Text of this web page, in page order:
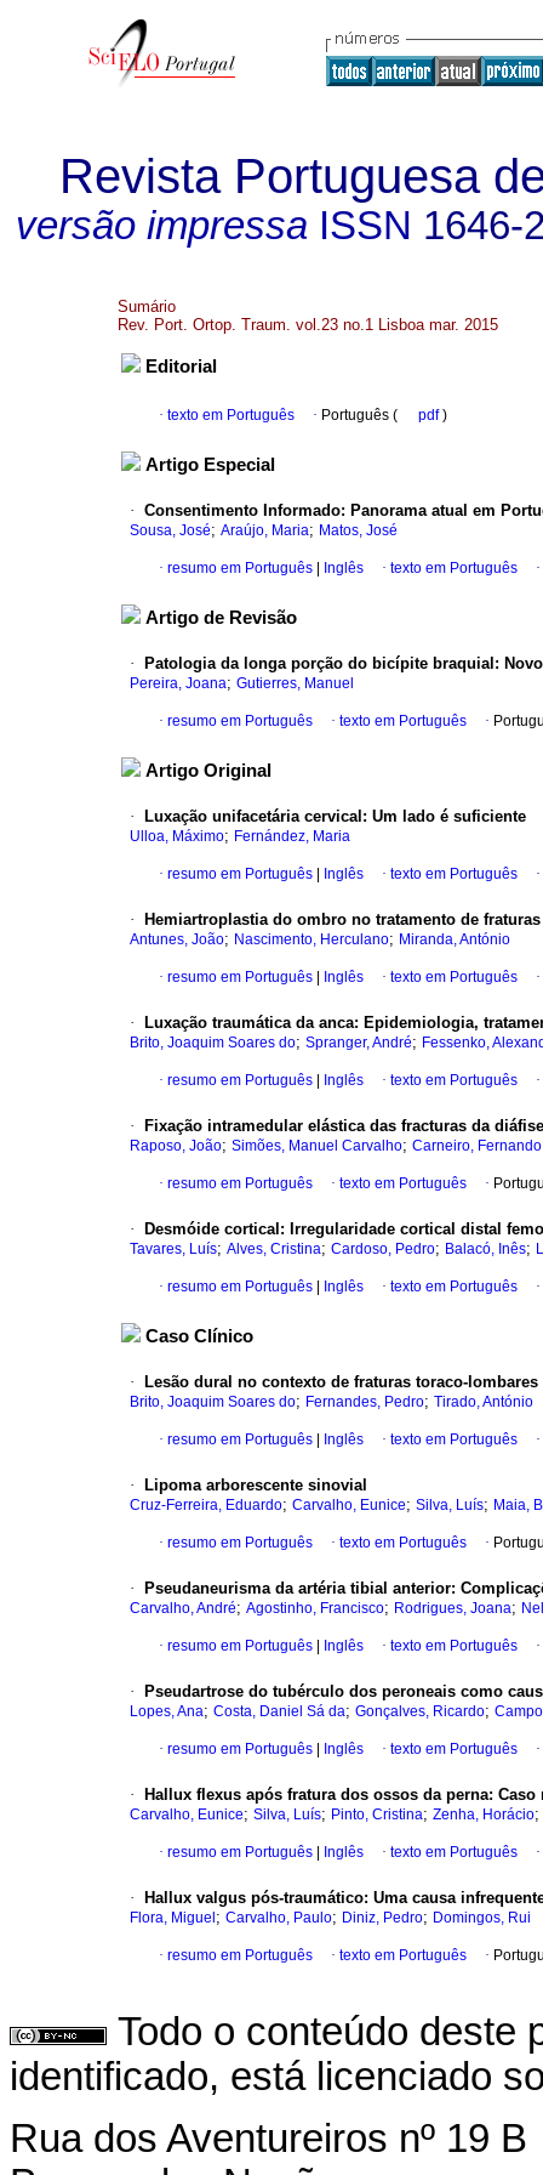
Revista Portuguesa
versão impressa ISSN 1646-
Sumário
Rev. Port. Ortop. Traum. vol.23 no.1 Lisboa mar. 2015
Editorial
· texto em Português · Português ( pdf)
Artigo Especial
· Consentimento Informado: Panorama atual em
Sousa, José; Araújo, Maria; Matos, José
· resumo em Português Inglês · texto em Português ·
Artigo de Revisão
· Patologia da longa porção do bicípite braquial :
Pereira, Joana; Gutierres, Manuel
· resumo em Português · texto em Português ·
Artigo Original
· Luxação unifacetária cervical : Um lado é suficiente
Ulloa, Máximo; Fernández, Maria
· resumo em Português Inglês · texto em Português ·
· Hemiartroplastia do ombro no tratamento de
Antunes, João; Nascimento, Herculano; Miranda, António
· resumo em Português Inglês · texto em Português ·
· Luxação traumática da anca: Epidemiologia,
Brito, Joaquim Soares do; Spranger, André; Fessenko,
· resumo em Português Inglês · texto em Português ·
· Fixação intramedular elástica das fracturas da
Raposo, João; Simões, Manuel Carvalho; Carneiro, Fernando
· resumo em Português · texto em Português ·
· Desmóide cortical : Irregularidade cortical distal
Tavares, Luís; Alves, Cristina; Cardoso, Pedro; Balacó, Inês;
· resumo em Português Inglês · texto em Português ·
Caso Clínico
· Lesão dural no contexto de fraturas toraco-
Brito, Joaquim Soares do; Fernandes, Pedro; Tirado, António
· resumo em Português Inglês · texto em Português ·
· Lipoma arborescente sinovial
Cruz-Ferreira, Eduardo; Carvalho, Eunice; Silva, Luís; Maia,
· resumo em Português · texto em Português ·
· Pseudaneurisma da artéria tibial anterior:
Carvalho, André; Agostinho, Francisco; Rodrigues, Joana;
· resumo em Português Inglês · texto em Português ·
· Pseudartrose do tubérculo dos peroneais como
Lopes, Ana; Costa, Daniel Sá da; Gonçalves, Ricardo;
· resumo em Português Inglês · texto em Português ·
· Hallux flexus após fratura dos ossos da perna: Caso
Carvalho, Eunice; Silva, Luís; Pinto, Cristina; Zenha, Horácio;
· resumo em Português Inglês · texto em Português ·
· Hallux valgus pós-traumático: Uma causa
Flora, Miguel ; Carvalho, Paulo; Diniz, Pedro; Domingos, Rui
· resumo em Português · texto em Português ·
Todo o conteúdo deste
identificado, está licenciado
Rua dos Aventureiros nº 19 B